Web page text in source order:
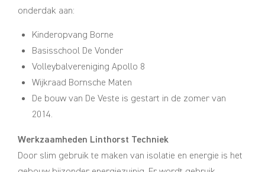
onderdak aan:
Kinderopvang Borne
Basisschool De Vonder
Volleybalvereniging Apollo 8
Wijkraad Bornsche Maten
De bouw van De Veste is gestart in de zomer van
2014.
Werkzaamheden Linthorst Techniek
Door slim gebruik te maken van isolatie en energie is het